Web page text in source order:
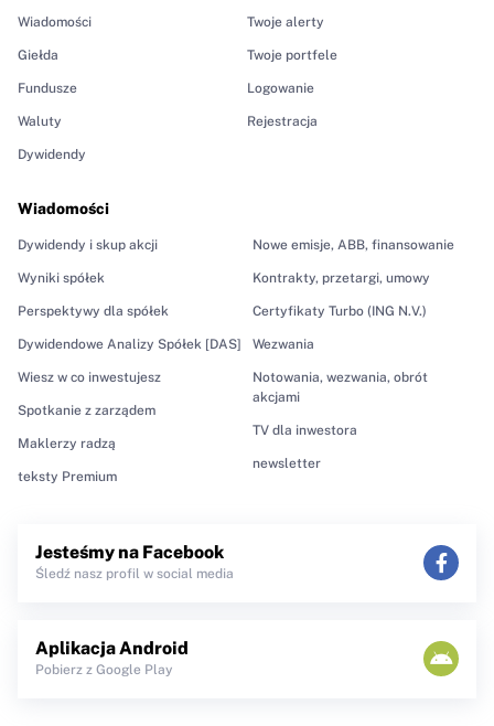
Wiadomości
Giełda
Fundusze
Waluty
Dywidendy
Wiadomości
Dywidendy i skup akcji
Wyniki spółek
Perspektywy dla spółek
Dywidendowe Analizy Spółek [DAS]
Wiesz w co inwestujesz
Spotkanie z zarządem
Maklerzy radzą
teksty Premium
Nowe emisje, ABB, finansowanie
Kontrakty, przetargi, umowy
Certyfikaty Turbo (ING N.V.)
Wezwania
Notowania, wezwania, obrót
akcjami
TV dla inwestora
newsletter
Twoje alerty
Twoje portfele
Logowanie
Rejestracja
Jesteśmy na Facebook
Śledź nasz profil w social media
Aplikacja Android
Pobierz z Google Play